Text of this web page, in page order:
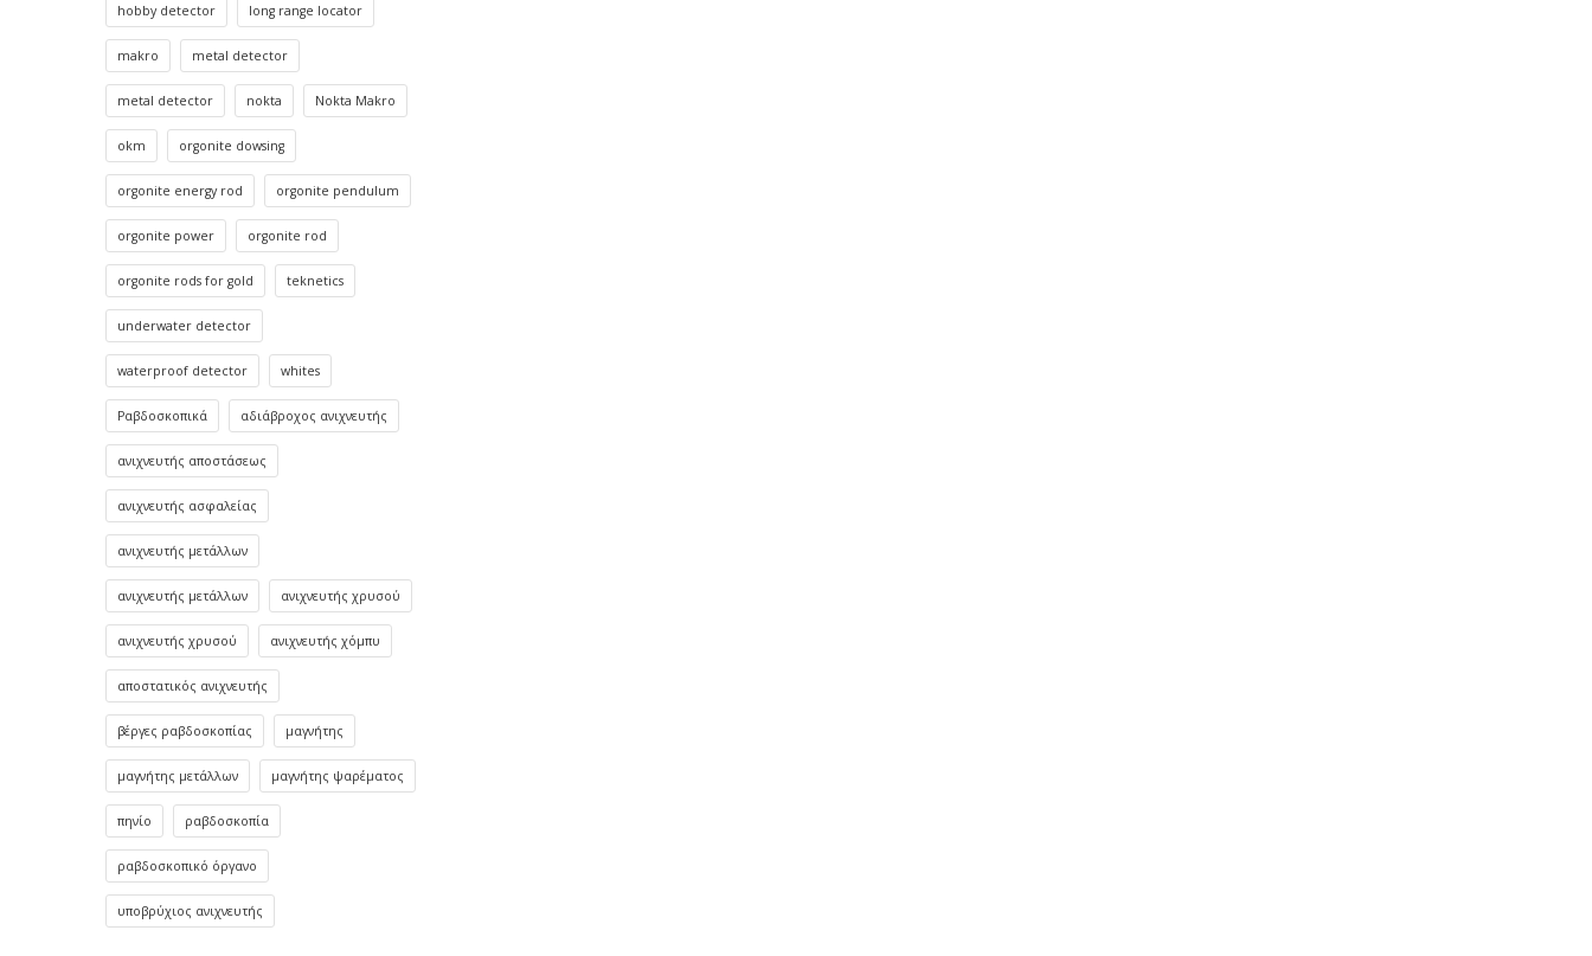
hobby detector long range locator
makro metal detector
metal detector nokta Nokta Makro
okm orgonite dowsing
orgonite energy rod orgonite pendulum
orgonite power orgonite rod
orgonite rods for gold teknetics
underwater detector
waterproof detector whites
Ραβδοσκοπικά αδιάβροχος ανιχνευτής
ανιχνευτής αποστάσεως
ανιχνευτής ασφαλείας
ανιχνευτής μετάλλων
ανιχνευτής μετάλλων ανιχνευτής χρυσού
ανιχνευτής χρυσού ανιχνευτής χόμπυ
αποστατικός ανιχνευτής
βέργες ραβδοσκοπίας μαγνήτης
μαγνήτης μετάλλων μαγνήτης ψαρέματος
πηνίο ραβδοσκοπία
ραβδοσκοπικό όργανο
υποβρύχιος ανιχνευτής